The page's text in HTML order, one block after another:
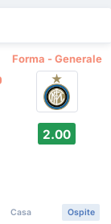
Forma - Generale
2.00
Casa Ospite